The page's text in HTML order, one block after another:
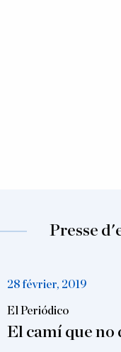
Presse
28 février, 2019
El Periódico
El camí que no